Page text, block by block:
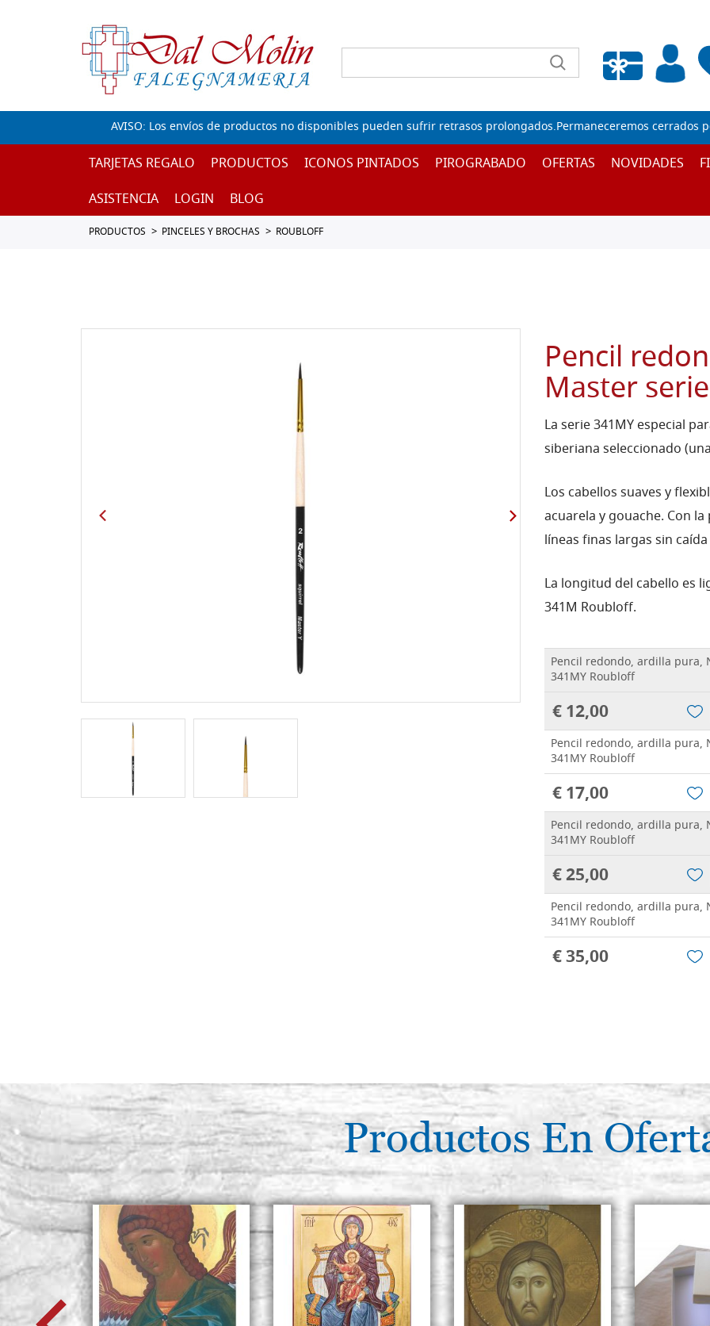
Lista de deseos vacía
AVISO: Los envíos de productos no disponibles pueden sufrir retrasos prolongados.Permaneceremos cerrados
TARJETAS REGALO PRODUCTOS ICONOS PINTADOS PIROGRABADO OFERTAS NOVIDADES
ASISTENCIA
LOGIN BLOG
PRODUCTOS PINCELES Y BROCHAS ROUBLOFF
Pencil
Master
La serie 341MY especial
siberiana seleccionado
Los cabellos suaves y
acuarela y gouache. Con
líneas finas largas sin
La longitud del cabello es
341M Roubloff.
Pencil redondo, ardilla pura,
341MY Roubloff
€ 12,00
Pencil redondo, ardilla pura,
341MY Roubloff
€ 17,00
Pencil redondo, ardilla pura,
341MY Roubloff
€ 25,00
Pencil redondo, ardilla pura,
341MY Roubloff
€ 35,00
Productos En